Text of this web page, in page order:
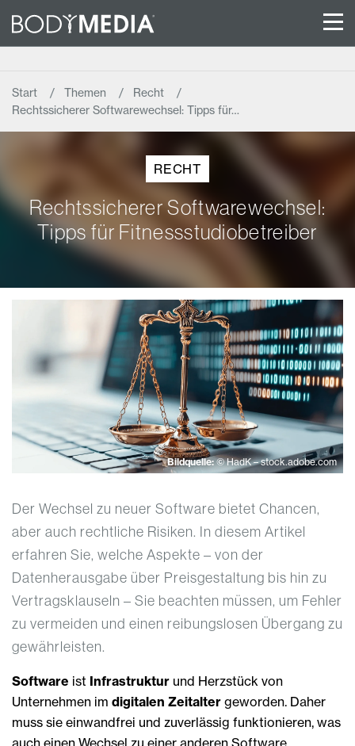
Start Themen
Recht
Rechtssicherer Softwarewechsel: Tipps für…
RECHT
Rechtssicherer Softwarewechsel:
Tipps für Fitnessstudiobetreiber
Bildquelle:© HadK – stock.adobe.com
Der Wechsel zu neuer Software bietet Chancen,
aber auch rechtliche Risiken. In diesem Artikel
erfahren Sie, welche Aspekte – von der
Datenherausgabe über Preisgestaltung bis hin zu
Vertragsklauseln – Sie beachten müssen, um Fehler
zu vermeiden und einen reibungslosen Übergang zu
gewährleisten.
Software ist Infrastruktur und Herzstück von
Unternehmen im digitalen Zeitalter geworden. Daher
muss sie einwandfrei und zuverlässig funktionieren, was